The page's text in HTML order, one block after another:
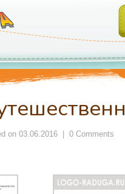
on 03.06.2016 0 Comments